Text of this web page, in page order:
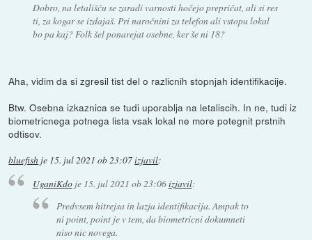
Dobro, na letališču se zaradi varnosti hočejo prepričat, ali si res
ti, za kogar se izdajaš. Pri naročnini za telefon ali vstopu lokal
bo pa kaj? Folk šel ponarejat osebne, ker še ni 18?
Aha, vidim da si zgresil tist del o razlicnih stopnjah identifikacije.
Btw. Osebna izkaznica se tudi uporablja na letaliscih. In ne, tudi iz
biometricnega potnega lista vsak lokal ne more potegnit prstnih
odtisov.
bluefish je 15. jul 2021 ob 23:07izjavil:
UganiKdoje 15. jul 2021 ob 23:06izjavil:
Predvsem hitrejsa in lazja identifikacija. Ampak to
ni point, point je v tem, da biometricni dokumneti
niso nic novega.